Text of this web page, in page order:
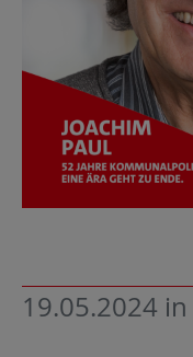
19.05.2024 in